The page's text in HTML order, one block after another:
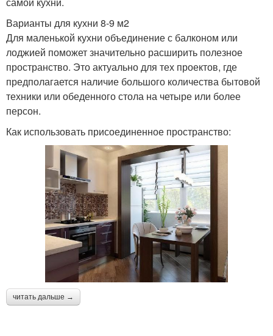
Варианты для кухни 8-9 м2
Для маленькой кухни объединение с балконом или
лоджией поможет значительно расширить полезное
пространство. Это актуально для тех проектов, где
предполагается наличие большого количества бытовой
техники или обеденного стола на четыре или более
персон.
Как использовать присоединенное пространство:
читать дальше →